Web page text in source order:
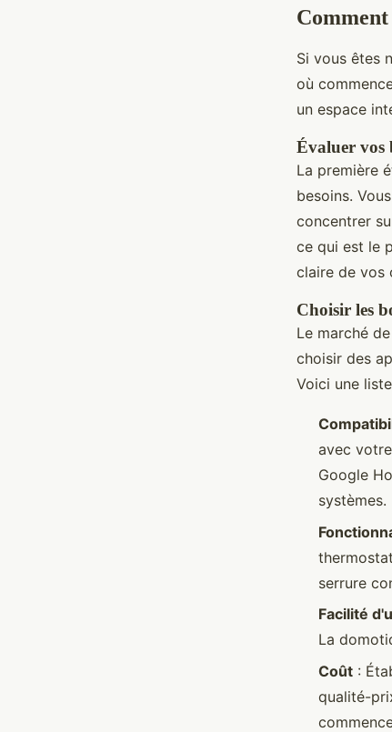
Si vous êtes
où
un espace
Évaluer vos
La première
besoins.
concentrer
ce qui est le
claire de vos
Choisir les
Le marché
choisir des
Voici une
avec
Google
systèmes.
serrure
Facilité
La
Coût :
qualité-